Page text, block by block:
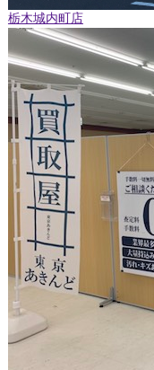
栃木城内町店